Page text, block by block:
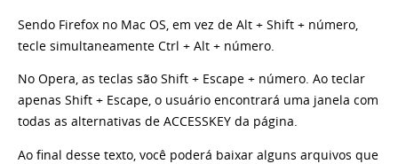
Sendo Firefox no Mac OS, em vez de Alt + Shift + número,
tecle simultaneamente Ctrl + Alt + número.
No Opera, as teclas são Shift + Escape + número. Ao teclar
apenas Shift + Escape, o usuário encontrará uma janela com
todas as alternativas de ACCESSKEY da página.
Ao final desse texto, você poderá baixar alguns arquivos que